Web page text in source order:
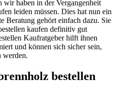
wir haben in der Vergangenheit
leiden müssen. Dies hat nun ein
Beratung gehört einfach dazu. Sie
kaufen definitiv gut
Kaufratgeber hilft ihnen
und können sich sicher sein,
werden.
bestellen